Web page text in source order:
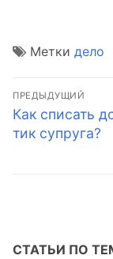
Метки дело
Навигация
по
записям
ПРЕДЫДУЩИЙ
Предыдущая
запись:
Как списать
тик супруга?
СТАТЬИ ПО